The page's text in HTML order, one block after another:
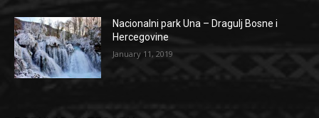
Nacionalni park Una – Dragulj Bosne i
Hercegovine
January 11, 2019